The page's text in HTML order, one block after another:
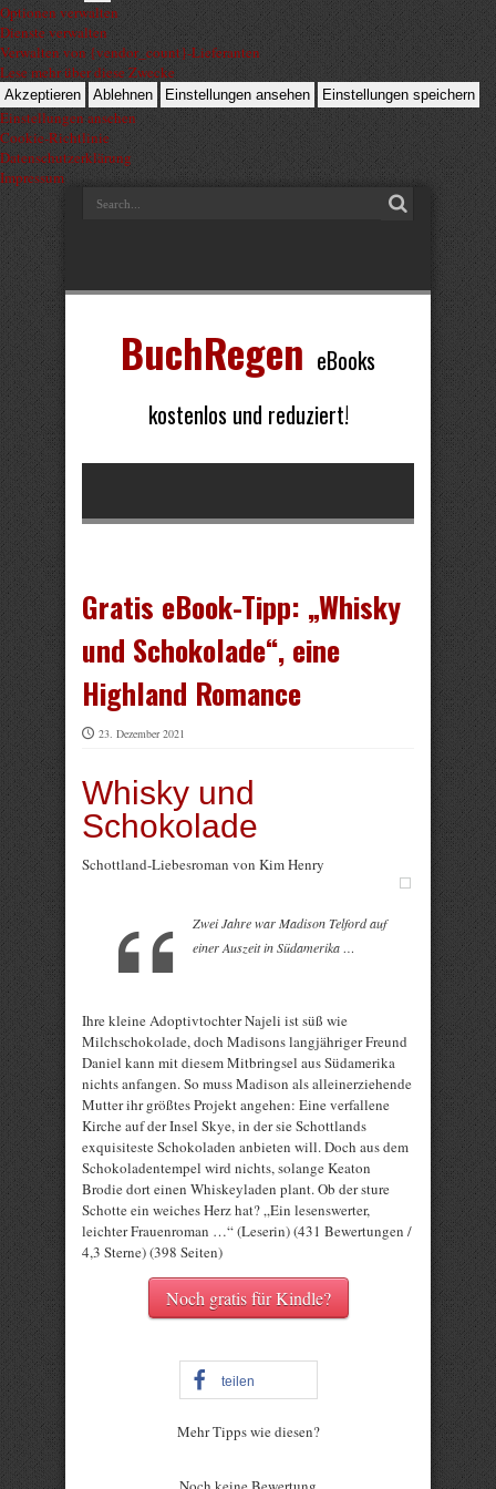
Optionen verwalten
Dienste verwalten
Verwalten von {vendor_count}-Lieferanten
Lese mehr über diese Zwecke
Akzeptieren Ablehnen Einstellungen ansehen Einstellungen speichern
Einstellungen ansehen
Cookie-Richtlinie
Datenschutzerklärung
Impressum
BuchRegen eBooks
kostenlos und reduziert!
Gratis eBook-Tipp: „Whisky
und Schokolade“, eine
Highland Romance
23. Dezember 2021
Whisky und
Schokolade
Schottland-Liebesroman von Kim Henry
Zwei Jahre war Madison Telford auf
einer Auszeit in Südamerika …
Ihre kleine Adoptivtochter Najeli ist süß wie
Milchschokolade, doch Madisons langjähriger Freund
Daniel kann mit diesem Mitbringsel aus Südamerika
nichts anfangen. So muss Madison als alleinerziehende
Mutter ihr größtes Projekt angehen: Eine verfallene
Kirche auf der Insel Skye, in der sie Schottlands
exquisiteste Schokoladen anbieten will. Doch aus dem
Schokoladentempel wird nichts, solange Keaton
Brodie dort einen Whiskeyladen plant. Ob der sture
Schotte ein weiches Herz hat? „Ein lesenswerter,
leichter Frauenroman …“ (Leserin) (431 Bewertungen /
4,3 Sterne) (398 Seiten)
Noch gratis für Kindle?
teilen
Mehr Tipps wie diesen?